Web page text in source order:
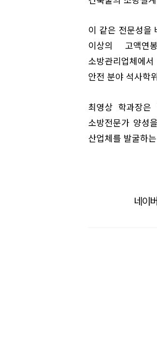
이 같은 전문성을
이상의 고액
소방관리업체에
안전 분야 석사학
최영상 학과장
소방전문가 양성
산업체를 발굴하
네이